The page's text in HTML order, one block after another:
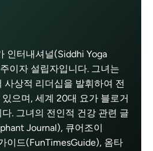
인터내셔널(Siddhi Yoga
이자 설립자입니다. 그녀는
사상적 리더십을 발휘하여 전
으며, 세계 20대 요가 블로거
. 그녀의 전인적 건강 관련 글
Journal), 큐어조이
이드(FunTimesGuide), 옴타